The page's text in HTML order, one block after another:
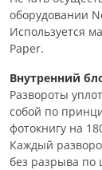
оборудовании
Используется
Paper.
Внутренний
Развороты
собой по
фотокнигу на
Каждый
без разрыва по